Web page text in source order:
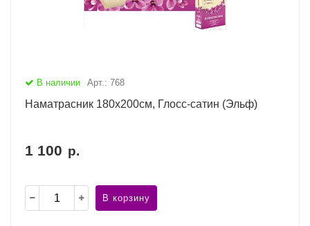
В наличии Арт.: 768
Наматрасник 180х200см, Глосс-сатин (Эльф)
1 100 р.
В корзину